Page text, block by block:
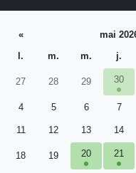
« mai
l.
m. m. j.
27 28 29 30
4 5 6 7
11 12 13 14
18 19 20 21